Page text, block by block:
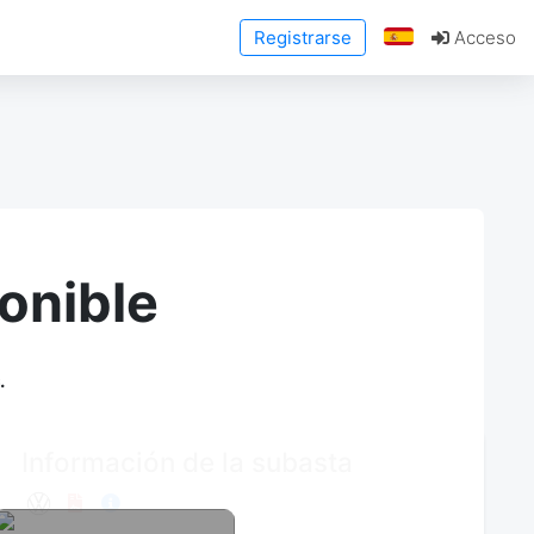
Registrarse Acceso